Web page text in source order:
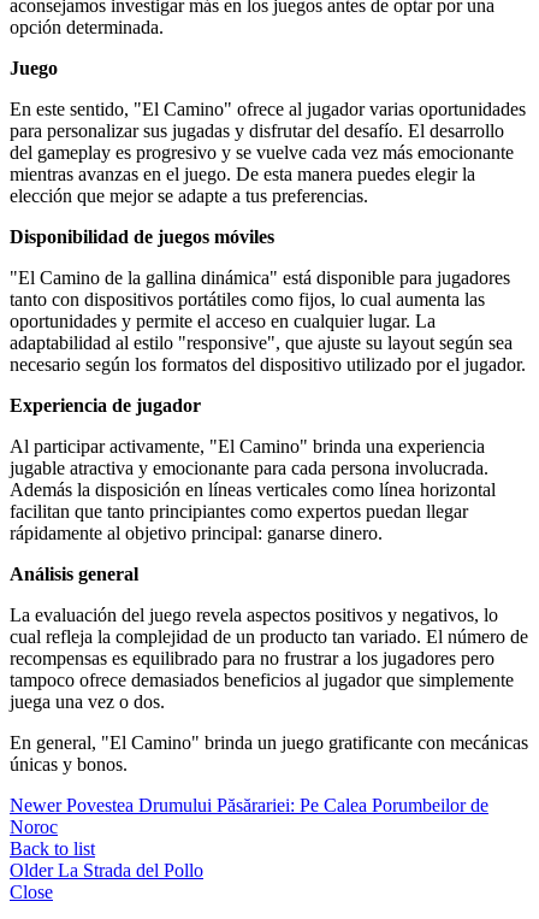
aconsejamos investigar más en los juegos antes de optar por una
opción determinada.
Juego
En este sentido, "El Camino" ofrece al jugador varias oportunidades
para personalizar sus jugadas y disfrutar del desafío. El desarrollo
del gameplay es progresivo y se vuelve cada vez más emocionante
mientras avanzas en el juego. De esta manera puedes elegir la
elección que mejor se adapte a tus preferencias.
Disponibilidad de juegos móviles
"El Camino de la gallina dinámica" está disponible para jugadores
tanto con dispositivos portátiles como fijos, lo cual aumenta las
oportunidades y permite el acceso en cualquier lugar. La
adaptabilidad al estilo "responsive", que ajuste su layout según sea
necesario según los formatos del dispositivo utilizado por el jugador.
Experiencia de jugador
Al participar activamente, "El Camino" brinda una experiencia
jugable atractiva y emocionante para cada persona involucrada.
Además la disposición en líneas verticales como línea horizontal
facilitan que tanto principiantes como expertos puedan llegar
rápidamente al objetivo principal: ganarse dinero.
Análisis general
La evaluación del juego revela aspectos positivos y negativos, lo
cual refleja la complejidad de un producto tan variado. El número de
recompensas es equilibrado para no frustrar a los jugadores pero
tampoco ofrece demasiados beneficios al jugador que simplemente
juega una vez o dos.
En general, "El Camino" brinda un juego gratificante con mecánicas
únicas y bonos.
Newer Povestea Drumului Păsărariei: Pe Calea Porumbeilor de
Noroc
Back to list
Older La Strada del Pollo
Close